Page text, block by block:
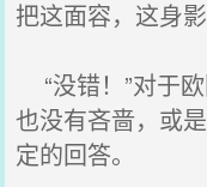
把这面容，这身影
“没错！”对于
也没有吝啬，或
定的回答。